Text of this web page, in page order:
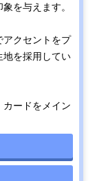
を与えます。
アクセントをプ
地を採用してい
カードをメイン